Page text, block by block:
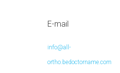
E-mail
info@all-
ortho.bedoctorname.com